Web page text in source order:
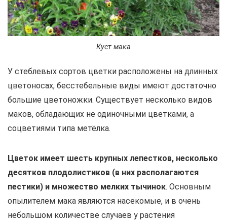
Куст мака
У стеблевых сортов цветки расположены на длинных
цветоносах, бесстебельные виды имеют достаточно
большие цветоножки. Существует несколько видов
маков, обладающих не одиночными цветками, а
соцветиями типа метёлка.
Цветок имеет шесть крупных лепестков, несколько
десятков плодолистиков (в них располагаются
пестики) и множество мелких тычинок. Основным
опылителем мака являются насекомые, и в очень
небольшом количестве случаев у растения